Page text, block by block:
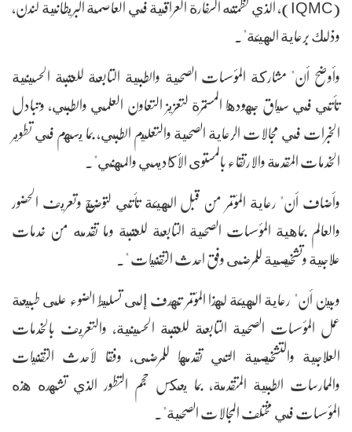
وذلك برعاية الهيئة".
وأوضح أن" مشاركة المؤسسات الصحية والطبية التابعة للعتبة الحسينية
تأتي في سياق جهودها المستمرة لتعزيز التعاون العلمي والطبي، وتبادل
الخبرات في مجالات الرعاية الصحية والتعليم الطبي، بما يسهم في تطوير
الخدمات المقدمة والارتقاء بالمستوى الأكاديمي والمهني".
وأضاف أن" رعاية المؤتمر من قبل الهيئة تأتي لتوضيح وتعريف الحضور
والعالم بماهية المؤسسات الصحية التابعة للعتبة وما تقدمه من خدمات
علاجية وتشخيصية للمرضى وفق احدث التقنيات ".
وبين أن" رعاية الهيئة لهذا المؤتمر تهدف إلى تسليط الضوء على طبيعة
عمل المؤسسات الصحية التابعة للعتبة الحسينية، والتعريف بالخدمات
العلاجية والتشخيصية التي تقدمها للمرضى، وفقا لأحدث التقنيات
والممارسات الطبية المتقدمة، بما يعكس حجم التطور الذي تشهده هذه
المؤسسات في مختلف المجالات الصحية".